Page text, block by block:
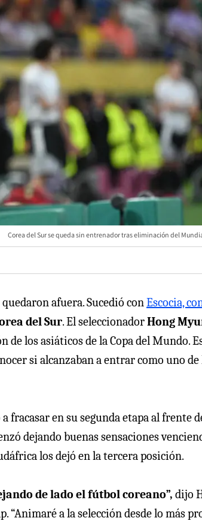
Corea del Sur se queda sin entrenador tras eliminación del
afuera. Sucedió conEscocia,
del Sur. El seleccionadorHong
los asiáticos de la Copa del Mundo.
si alcanzaban a entrar como uno
fracasar en su segunda etapa al frente
dejando buenas sensaciones
los dejó en la tercera posición.
de lado el fútbol coreano”, dijo
“Animaré a la selección desde lo más